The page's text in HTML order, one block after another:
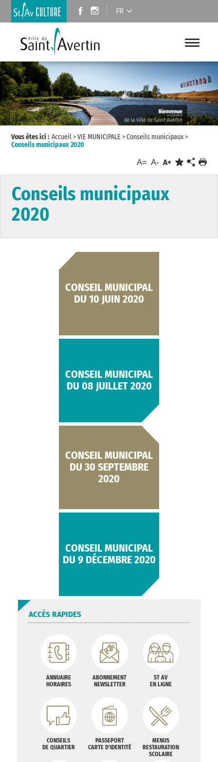
FR
Vous êtes ici : Accueil>VIE MUNICIPALE >Conseils municipaux>
Conseils municipaux 2020
A= A- A+
Conseils municipaux
2020
CONSEIL MUNICIPAL
DU 10 JUIN 2020
CONSEIL MUNICIPAL
DU 08 JUILLET 2020
CONSEIL MUNICIPAL
DU 30 SEPTEMBRE
2020
CONSEIL MUNICIPAL
DU 9 DÉCEMBRE 2020
ACCÈS RAPIDES
ANNUAIRE
HORAIRES
ABONNEMENT
NEWSLETTER
ST AV
EN LIGNE
CONSEILS
DE QUARTIER
PASSEPORT
CARTE D'IDENTITÉ
MENUS
RESTAURATION
SCOLAIRE